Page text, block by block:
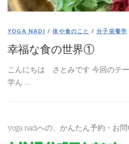
YOGA NADI /体や食のこと /分子栄養学
幸福な食の世界①
こんにちは さとみです 今回のテ
学ん …
yoga nadiへの、かんたん予約・お